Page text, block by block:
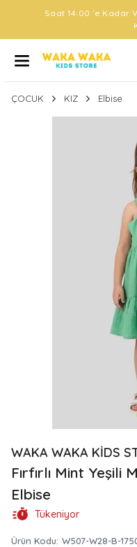
Saat 14:00 'e Kadar
ÇOCUK KIZ Elbise
WAKA WAKA KİDS
Fırfırlı Mint Yeşili
Elbise
Tükeniyor
Ürün Kodu: W507-W28-B-